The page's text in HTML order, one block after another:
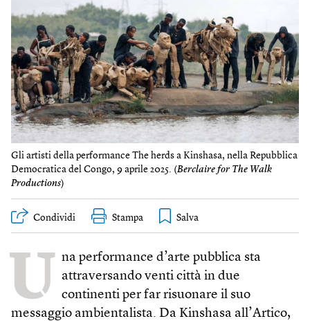
Gli artisti della performance The herds a Kinshasa, nella Repubblica
Democratica del Congo, 9 aprile 2025. (Berclaire for The Walk
Productions)
Condividi Stampa
U na performance d’arte pubblica sta
attraversando venti città in due
continenti per far risuonare il suo
messaggio ambientalista. Da Kinshasa all’Artico,